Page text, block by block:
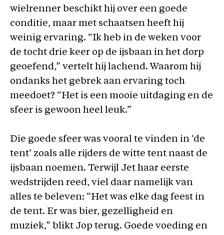
wielrenner beschikt hij over een goede
conditie, maar met schaatsen heeft hij
weinig ervaring. “Ik heb in de weken voor
de tocht drie keer op de ijsbaan in het dorp
geoefend,” vertelt hij lachend. Waarom hij
ondanks het gebrek aan ervaring toch
meedoet? “Het is een mooie uitdaging en de
sfeer is gewoon heel leuk.”
Die goede sfeer was vooral te vinden in ‘de
tent’ zoals alle rijders de witte tent naast de
ijsbaan noemen. Terwijl Jet haar eerste
wedstrijden reed, viel daar namelijk van
alles te beleven: “Het was elke dag feest in
de tent. Er was bier, gezelligheid en
muziek,” blikt Jop terug. Goede voeding en